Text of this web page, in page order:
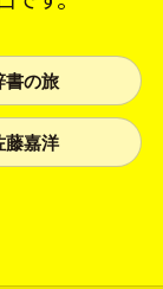
書の旅
藤嘉洋